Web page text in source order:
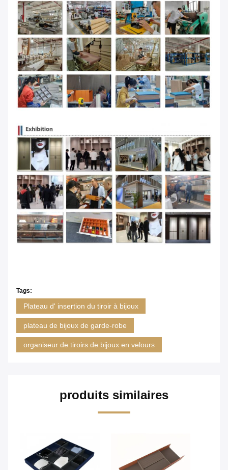
Tags:
Plateau d' insertion du tiroir à bijoux
plateau de bijoux de garde-robe
organiseur de tiroirs de bijoux en velours
produits similaires